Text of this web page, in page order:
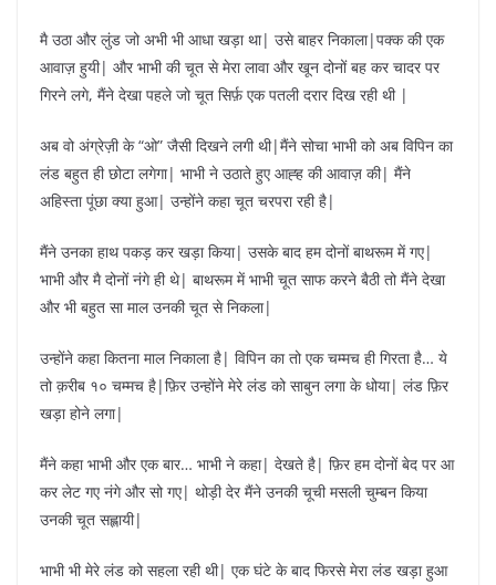
मै उठा और लुंड जो अभी भी आधा खड़ा था| उसे बाहर निकाला|पक्क की एक
आवाज़ हुयी| और भाभी की चूत से मेरा लावा और खून दोनों बह कर चादर पर
गिरने लगे, मैंने देखा पहले जो चूत सिर्फ़ एक पतली दरार दिख रही थी |
अब वो अंग्रेज़ी के “ओ” जैसी दिखने लगी थी|मैंने सोचा भाभी को अब विपिन का
लंड बहुत ही छोटा लगेगा| भाभी ने उठाते हुए आह्ह की आवाज़ की| मैंने
अहिस्ता पूंछा क्या हुआ| उन्होंने कहा चूत चरपरा रही है|
मैंने उनका हाथ पकड़ कर खड़ा किया| उसके बाद हम दोनों बाथरूम में गए|
भाभी और मै दोनों नंगे ही थे| बाथरूम में भाभी चूत साफ करने बैठी तो मैंने देखा
और भी बहुत सा माल उनकी चूत से निकला|
उन्होंने कहा कितना माल निकाला है| विपिन का तो एक चम्मच ही गिरता है… ये
तो क़रीब १० चम्मच है|फ़िर उन्होंने मेरे लंड को साबुन लगा के धोया| लंड फ़िर
खड़ा होने लगा|
मैंने कहा भाभी और एक बार… भाभी ने कहा| देखते है| फ़िर हम दोनों बेद पर आ
कर लेट गए नंगे और सो गए| थोड़ी देर मैंने उनकी चूची मसली चुम्बन किया
उनकी चूत सह्लायी|
भाभी भी मेरे लंड को सहला रही थी| एक घंटे के बाद फिरसे मेरा लंड खड़ा हुआ